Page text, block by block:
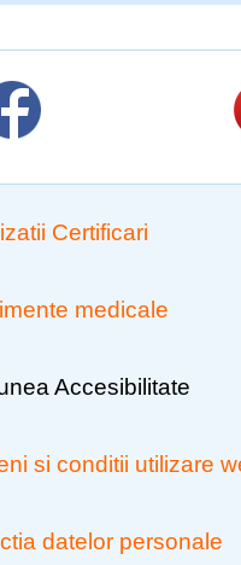
Certificari
medicale
Accesibilitate
si conditii utilizare
datelor personale